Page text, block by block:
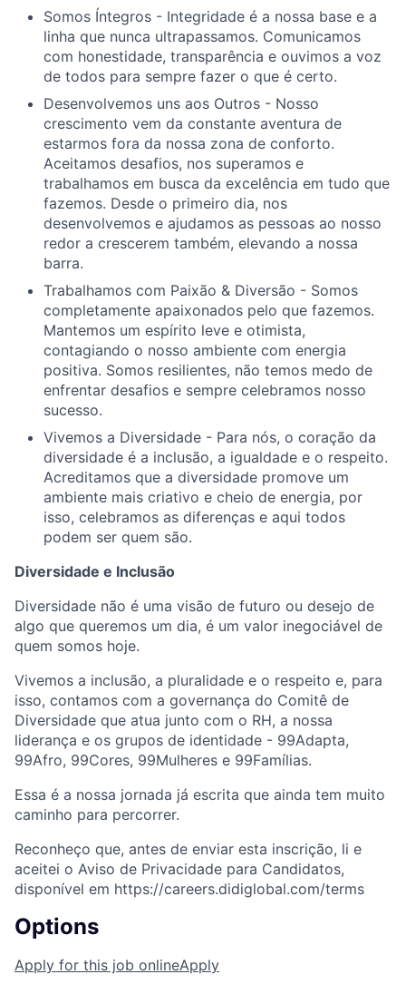
Somos Íntegros - Integridade é a nossa base e a
linha que nunca ultrapassamos. Comunicamos
com honestidade, transparência e ouvimos a voz
de todos para sempre fazer o que é certo.
Desenvolvemos uns aos Outros - Nosso
crescimento vem da constante aventura de
estarmos fora da nossa zona de conforto.
Aceitamos desafios, nos superamos e
trabalhamos em busca da excelência em tudo que
fazemos. Desde o primeiro dia, nos
desenvolvemos e ajudamos as pessoas ao nosso
redor a crescerem também, elevando a nossa
barra.
Trabalhamos com Paixão & Diversão - Somos
completamente apaixonados pelo que fazemos.
Mantemos um espírito leve e otimista,
contagiando o nosso ambiente com energia
positiva. Somos resilientes, não temos medo de
enfrentar desafios e sempre celebramos nosso
sucesso.
Vivemos a Diversidade - Para nós, o coração da
diversidade é a inclusão, a igualdade e o respeito.
Acreditamos que a diversidade promove um
ambiente mais criativo e cheio de energia, por
isso, celebramos as diferenças e aqui todos
podem ser quem são.
Diversidade e Inclusão
Diversidade não é uma visão de futuro ou desejo de
algo que queremos um dia, é um valor inegociável de
quem somos hoje.
Vivemos a inclusão, a pluralidade e o respeito e, para
isso, contamos com a governança do Comitê de
Diversidade que atua junto com o RH, a nossa
liderança e os grupos de identidade - 99Adapta,
99Afro, 99Cores, 99Mulheres e 99Famílias.
Essa é a nossa jornada já escrita que ainda tem muito
caminho para percorrer.
Reconheço que, antes de enviar esta inscrição, li e
aceitei o Aviso de Privacidade para Candidatos,
disponível em https://careers.didiglobal.com/terms
Options
Apply for this job onlineApply